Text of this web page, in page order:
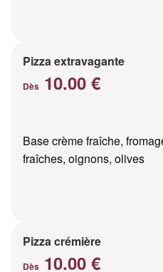
Pizza extravagante
Dès 10.00 €
Base crème fraîche,
fraîches, oignons, olives
Pizza crémière
Dès 10.00 €